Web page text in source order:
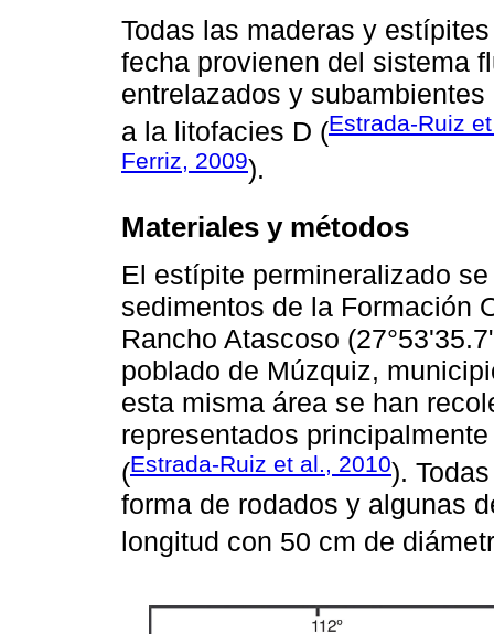
Todas las maderas y
fecha provienen del sistema
entrelazados y
a la litofacies D (Estrada-Ruiz
Ferriz, 2009).
Materiales y métodos
El estípite permineralizado
sedimentos de la Formación
Rancho Atascoso
poblado de Múzquiz,
esta misma área se han
representados
(Estrada-Ruiz et al., 2010).
forma de rodados y algunas
longitud con 50 cm de